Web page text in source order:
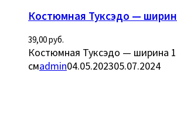
Костюмная Туксэдо —
39,00руб.
Костюмная Туксэдо — ширина
смadmin04.05.202305.07.2024